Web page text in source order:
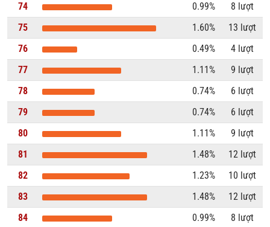
74
0.99%
8 lượt
75
1.60%
13 lượt
76
0.49%
4 lượt
77
1.11%
9 lượt
78
0.74%
6 lượt
79
0.74%
6 lượt
80
1.11%
9 lượt
81
1.48%
12 lượt
82
1.23%
10 lượt
83
1.48%
12 lượt
84
0.99%
8 lượt